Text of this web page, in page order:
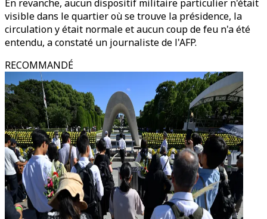
En revanche, aucun dispositif militaire particulier n'était
visible dans le quartier où se trouve la présidence, la
circulation y était normale et aucun coup de feu n'a été
entendu, a constaté un journaliste de l'AFP.
RECOMMANDÉ